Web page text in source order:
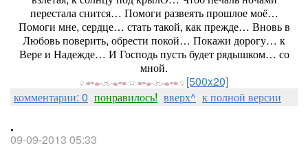
перестала снится… Помоги развеять прошлое моё…
Помоги мне, сердце… стать такой, как прежде… Вновь в
Любовь поверить, обрести покой… Покажи дорогу… к
Вере и Надежде… И Господь пусть будет рядышком… со
мной.
[500x20]
комментарии: 0 понравилось! вверх^ к полной версии
.
09-09-2013 05:33